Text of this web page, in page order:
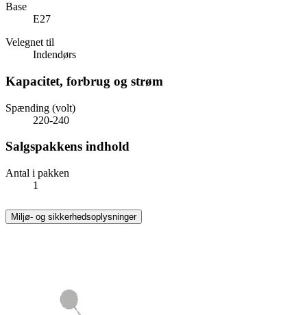
Base
E27
Velegnet til
Indendørs
Kapacitet, forbrug og strøm
Spænding (volt)
220-240
Salgspakkens indhold
Antal i pakken
1
Miljø- og sikkerhedsoplysninger